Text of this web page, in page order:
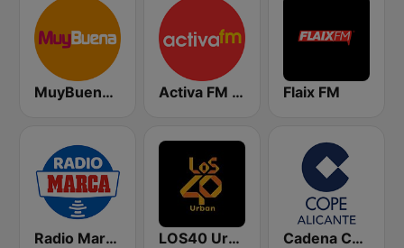
MuyBuena - Alicante Activa FM Valencia Flaix FM
Radio Marca Nacional LOS40 Urban Cadena COPE Alicante